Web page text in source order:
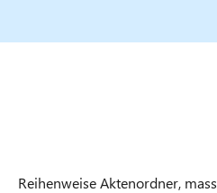
Reihenweise Aktenordner,